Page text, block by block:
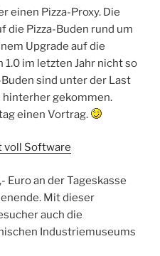
einen Pizza-Proxy. Die
die Pizza-Buden rund um
Upgrade auf die
1.0 im letzten Jahr nicht so
sind unter der Last
hinterher gekommen.
einen Vortrag.
Euro an der Tageskasse
Mit dieser
auch die
Industriemuseums